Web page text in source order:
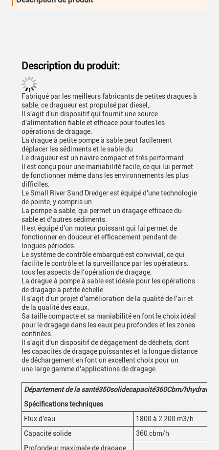
Description du produit:
Fabriqué par les meilleurs fabricants de petites dragues à
sable, ce dragueur est propulsé par diesel,
Il s'agit d'un dispositif qui fournit une source
d'alimentation fiable et efficace pour toutes les
opérations de dragage.
La drague à petite pompe à sable peut facilement
déplacer les sédiments et le sable du
Le dragueur est un navire compact et très performant.
Il est conçu pour une maniabilité facile, ce qui lui permet
de fonctionner même dans les environnements les plus
difficiles.
Le Small River Sand Dredger est équipé d'une technologie
de pointe, y compris un
La pompe à sable, qui permet un dragage efficace du
sable et d'autres sédiments.
Il est équipé d'un moteur puissant qui lui permet de
fonctionner en douceur et efficacement pendant de
longues périodes.
Le système de contrôle embarqué est convivial, ce qui
facilite le contrôle et la surveillance par les opérateurs.
tous les aspects de l'opération de dragage.
La drague à pompe à sable est idéale pour les opérations
de dragage à petite échelle.
Il s'agit d'un projet d'amélioration de la qualité de l'air et
de la qualité des eaux.
Sa taille compacte et sa maniabilité en font le choix idéal
pour le dragage dans les eaux peu profondes et les zones
confinées.
Il s'agit d'un dispositif de dégagement de déchets, dont
les capacités de dragage puissantes et la longue distance
de déchargement en font un excellent choix pour un
une large gamme d'applications de dragage.
Département de la santé350solidecapacité360Cbm/h
Spécifications techniques
Flux d'eau
1800 à 2 200 m3/h
Capacité solide
360 cbm/h
Profondeur maximale de dragage